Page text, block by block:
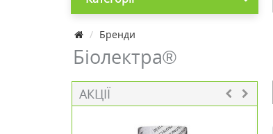
Бренди
Біолектра®
АКЦІЇ